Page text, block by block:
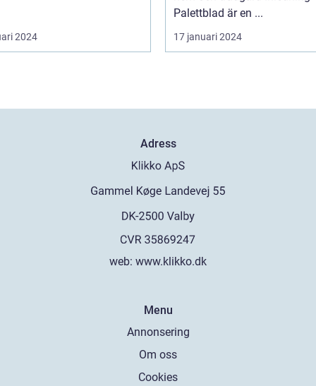
2024
Palettblad är en ...
17 januari 2024
Adress
web: www.klikko.dk
Menu
Annonsering
Om oss
Cookies